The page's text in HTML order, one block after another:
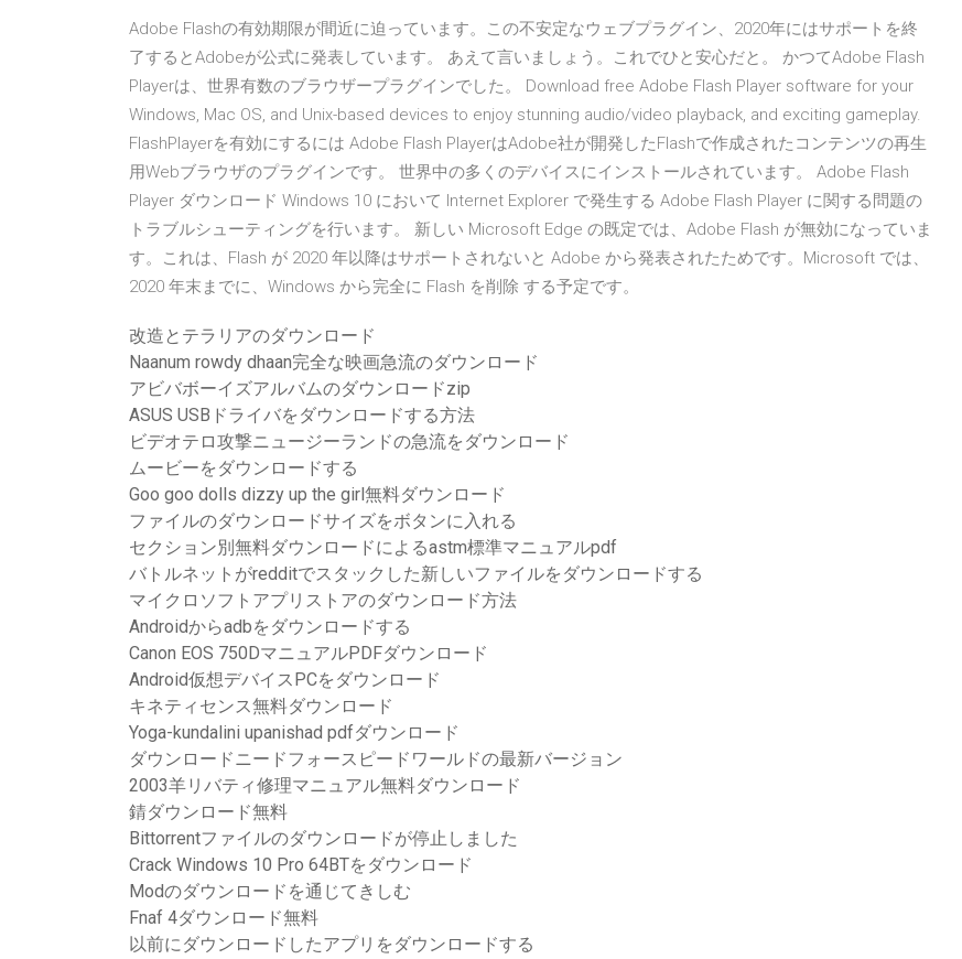
Adobe Flashの有効期限が間近に迫っています。この不安定なウェブプラグイン、2020年にはサポートを終
了するとAdobeが公式に発表しています。 あえて言いましょう。これでひと安心だと。 かつてAdobe Flash
Playerは、世界有数のブラウザープラグインでした。 Download free Adobe Flash Player software for your
Windows, Mac OS, and Unix-based devices to enjoy stunning audio/video playback, and exciting gameplay.
FlashPlayerを有効にするには Adobe Flash PlayerはAdobe社が開発したFlashで作成されたコンテンツの再生
用Webブラウザのプラグインです。 世界中の多くのデバイスにインストールされています。 Adobe Flash
Player ダウンロード Windows 10 において Internet Explorer で発生する Adobe Flash Player に関する問題の
トラブルシューティングを行います。 新しい Microsoft Edge の既定では、Adobe Flash が無効になっていま
す。これは、Flash が 2020 年以降はサポートされないと Adobe から発表されたためです。Microsoft では、
2020 年末までに、Windows から完全に Flash を削除 する予定です。
改造とテラリアのダウンロード
Naanum rowdy dhaan完全な映画急流のダウンロード
アビバボーイズアルバムのダウンロードzip
ASUS USBドライバをダウンロードする方法
ビデオテロ攻撃ニュージーランドの急流をダウンロード
ムービーをダウンロードする
Goo goo dolls dizzy up the girl無料ダウンロード
ファイルのダウンロードサイズをボタンに入れる
セクション別無料ダウンロードによるastm標準マニュアルpdf
バトルネットがredditでスタックした新しいファイルをダウンロードする
マイクロソフトアプリストアのダウンロード方法
Androidからadbをダウンロードする
Canon EOS 750DマニュアルPDFダウンロード
Android仮想デバイスPCをダウンロード
キネティセンス無料ダウンロード
Yoga-kundalini upanishad pdfダウンロード
ダウンロードニードフォースピードワールドの最新バージョン
2003羊リバティ修理マニュアル無料ダウンロード
錆ダウンロード無料
Bittorrentファイルのダウンロードが停止しました
Crack Windows 10 Pro 64BTをダウンロード
Modのダウンロードを通じてきしむ
Fnaf 4ダウンロード無料
以前にダウンロードしたアプリをダウンロードする